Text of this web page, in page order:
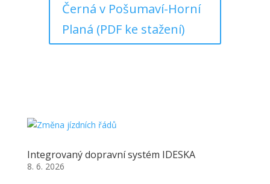
Černá v Pošumaví-Horní
Planá (PDF ke stažení)
Integrovaný dopravní systém IDESKA
8. 6. 2026